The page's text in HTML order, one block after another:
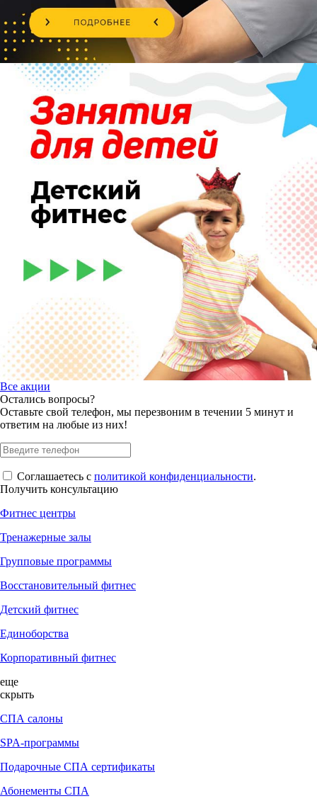
Все акции
Остались вопросы?
Оставьте свой телефон, мы перезвоним в течении 5 минут и
ответим на любые из них!
Соглашаетесь с политикой конфиденциальности.
Получить консультацию
Фитнес центры
Тренажерные залы
Групповые программы
Восстановительный фитнес
Детский фитнес
Единоборства
Корпоративный фитнес
еще
скрыть
СПА салоны
SPA-программы
Подарочные СПА сертификаты
Абонементы СПА